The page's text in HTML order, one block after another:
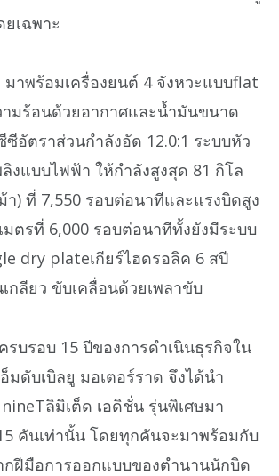
เฉพาะ
มาพร้อมเครื่องยนต์ 4 จังหวะแบบflat
มร้อนด้วยอากาศและน้ำมันขนาด
ซีอัตราส่วนกำลังอัด 12.0:1 ระบบหัว
งแบบไฟฟ้า ให้กำลังสูงสุด 81 กิโล
า) ที่ 7,550 รอบต่อนาทีและแรงบิดสูง
มตรที่ 6,000 รอบต่อนาทีทั้งยังมีระบบ
dry plateเกียร์ไฮดรอลิค 6 สปี
กลียว ขับเคลื่อนด้วยเพลาขับ
รบรอบ 15 ปีของการดำเนินธุรกิจใน
มดับเบิลยู มอเตอร์ราด จึงได้นำ
ลิมิเต็ด เอดิชั่น รุ่นพิเศษมา
คันเท่านั้น โดยทุกคันจะมาพร้อมกับ
กฝีมือการออกแบบของตำนานนักบิด